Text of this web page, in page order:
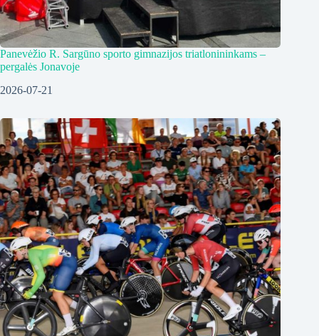
Panevėžio R. Sargūno sporto gimnazijos triatlonininkams –
pergalės Jonavoje
2026-07-21